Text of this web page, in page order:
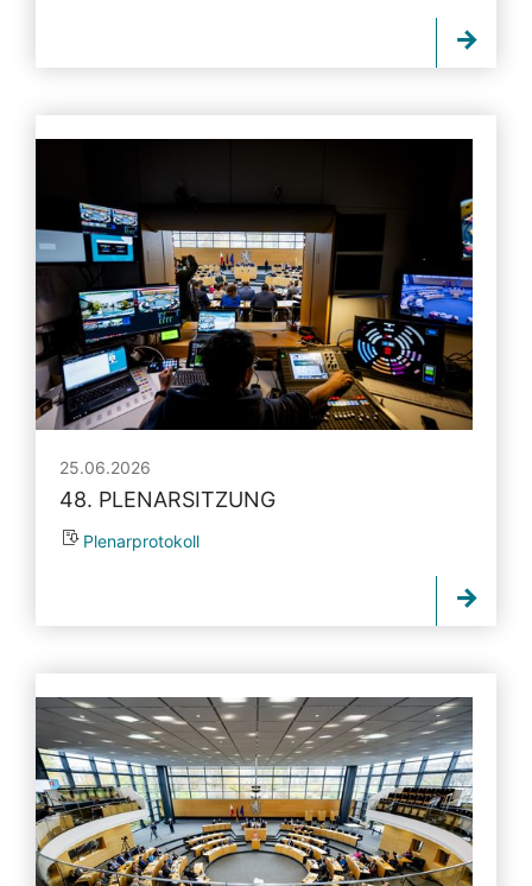
25.06.2026
48. PLENARSITZUNG
Plenarprotokoll